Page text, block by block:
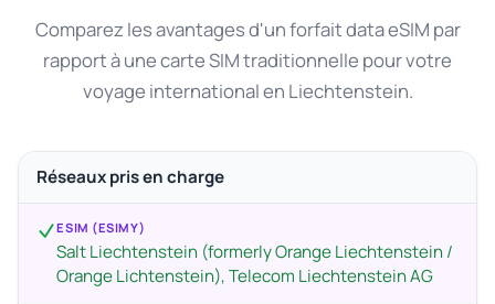
Comparez les avantages d'un forfait data eSIM par
rapport à une carte SIM traditionnelle pour votre
voyage international en Liechtenstein.
Réseaux pris en charge
ESIM (ESIMY)
Salt Liechtenstein (formerly Orange Liechtenstein /
Orange Lichtenstein), Telecom Liechtenstein AG